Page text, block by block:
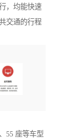
，均能快速
交通的行程
55 座等车型